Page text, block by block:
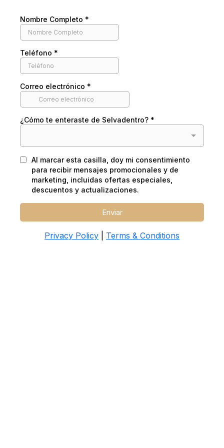
Nombre Completo *
Teléfono *
Correo electrónico *
¿Cómo te enteraste de Selvadentro? *
Al marcar esta casilla, doy mi consentimiento
para recibir mensajes promocionales y de
marketing, incluidas ofertas especiales,
descuentos y actualizaciones.
Enviar
Privacy Policy Terms & Conditions